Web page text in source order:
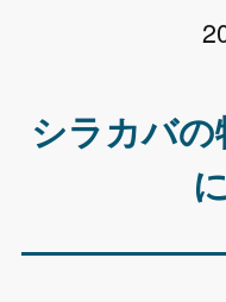
シラカバ